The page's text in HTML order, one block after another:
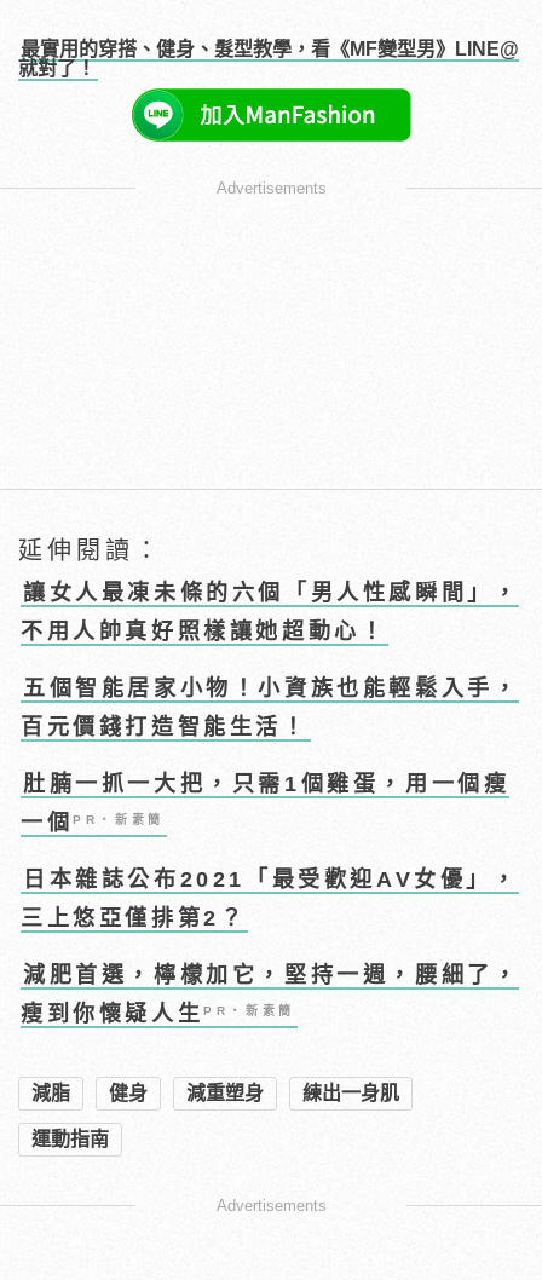
最實用的穿搭、健身、髮型教學，看《MF變型男》LINE@
就對了！
Advertisements
延伸閱讀：
讓女人最凍未條的六個「男人性感瞬間」，
不用人帥真好照樣讓她超動心！
五個智能居家小物！小資族也能輕鬆入手，
百元價錢打造智能生活！
肚腩一抓一大把，只需1個雞蛋，用一個瘦
一個PR・新素簡
日本雜誌公布2021「最受歡迎AV女優」，
三上悠亞僅排第2？
減肥首選，檸檬加它，堅持一週，腰細了，
瘦到你懷疑人生PR・新素簡
減脂 健身 減重塑身 練出一身肌
運動指南
Advertisements